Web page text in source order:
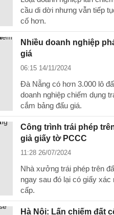
cầu di dời nhưng vẫn tiếp
cố hơn.
Nhiều doanh nghiệp
giá
06:15 14/11/2024
Đà Nẵng có hơn 3.000 lô
doanh nghiệp chiếm dụng
cắm bảng đấu giá.
Công trình trái phép
giả giấy tờ PCCC
11:28 26/07/2024
Nhà xưởng trái phép trên
ngay sau đó lại có giấy
cấp.
Hà Nội: Lấn chiếm đất